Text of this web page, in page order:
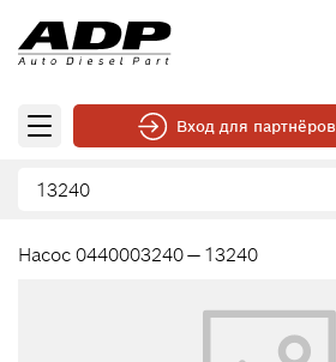
Вход для партнёров
Насос 0440003240 — 13240